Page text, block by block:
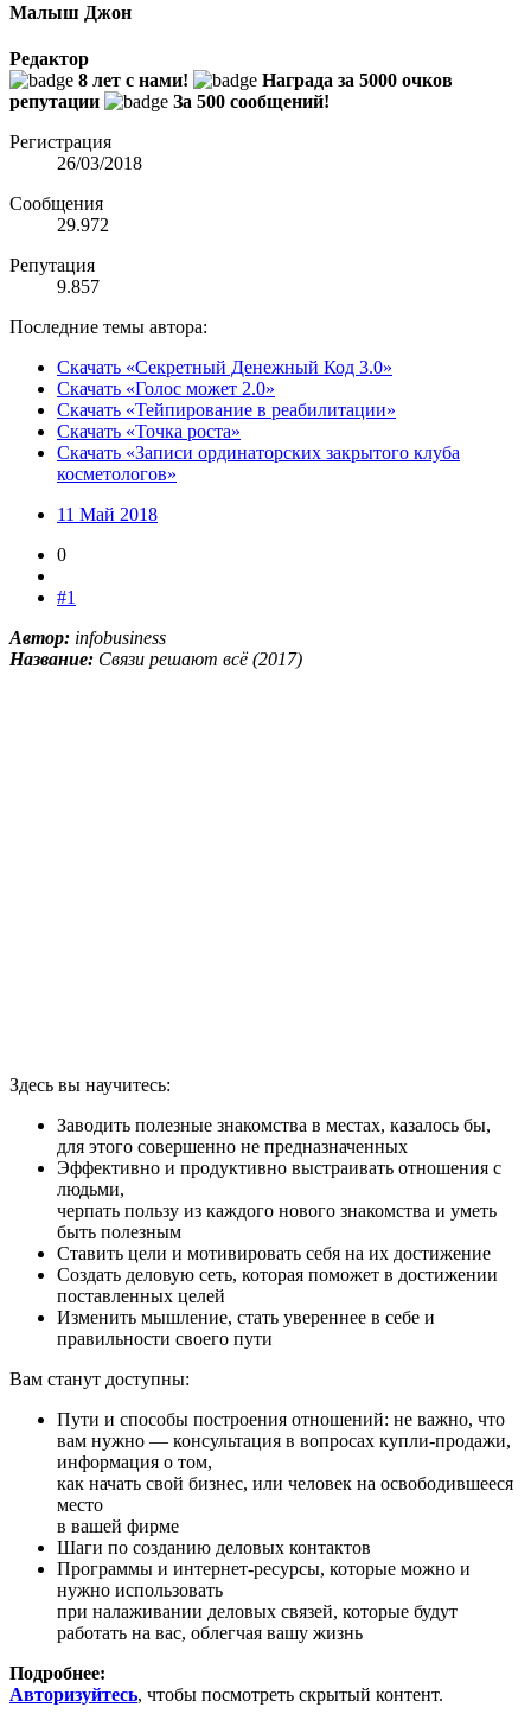
Малыш Джон
Редактор
8 лет с нами!
Награда за 5000 очков
репутации
За 500 сообщений!
Регистрация
26/03/2018
Сообщения
29.972
Репутация
9.857
Последние темы автора:
Скачать «Секретный Денежный Код 3.0»
Скачать «Голос может 2.0»
Скачать «Тейпирование в реабилитации»
Скачать «Точка роста»
Скачать «Записи ординаторских закрытого клуба
косметологов»
11 Май 2018
0
#1
Автор: infobusiness
Название: Связи решают всё (2017)
Здесь вы научитесь:
Заводить полезные знакомства в местах, казалось бы,
для этого совершенно не предназначенных
Эффективно и продуктивно выстраивать отношения с
людьми,
черпать пользу из каждого нового знакомства и уметь
быть полезным
Ставить цели и мотивировать себя на их достижение
Создать деловую сеть, которая поможет в достижении
поставленных целей
Изменить мышление, стать увереннее в себе и
правильности своего пути
Вам станут доступны:
Пути и способы построения отношений: не важно, что
вам нужно — консультация в вопросах купли-продажи,
информация о том,
как начать свой бизнес, или человек на освободившееся
место
в вашей фирме
Шаги по созданию деловых контактов
Программы и интернет-ресурсы, которые можно и
нужно использовать
при налаживании деловых связей, которые будут
работать на вас, облегчая вашу жизнь
Подробнее:
Авторизуйтесь, чтобы посмотреть скрытый контент.